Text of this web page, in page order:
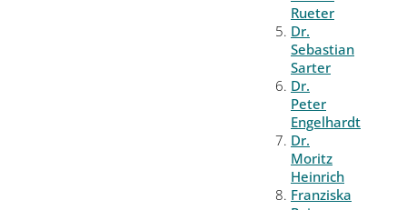
Rueter
Dr.
Sebastian
Sarter
Dr.
Peter
Engelhardt
Dr.
Moritz
Heinrich
Franziska